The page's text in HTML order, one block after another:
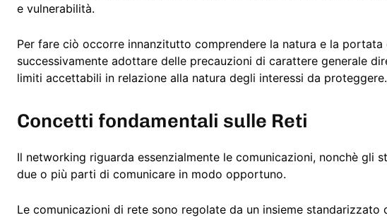
e vulnerabilità.
Per fare ciò occorre innanzitutto comprendere la natura e la
successivamente adottare delle precauzioni di carattere generale
limiti accettabili in relazione alla natura degli interessi da proteggere.
Concetti fondamentali sulle Reti
Il networking riguarda essenzialmente le comunicazioni, nonchè gli
due o più parti di comunicare in modo opportuno.
Le comunicazioni di rete sono regolate da un insieme standarizzato